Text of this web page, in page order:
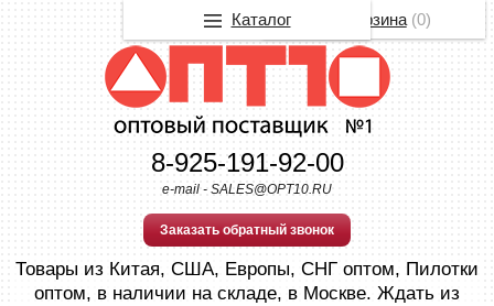
8-925-191-92-00
e-mail - SALES@OPT10.RU
Заказать обратный звонок
Товары из Китая, США, Европы, СНГ оптом, Пилотки
оптом, в наличии на складе, в Москве. Ждать из
Корзина(0)
Каталог